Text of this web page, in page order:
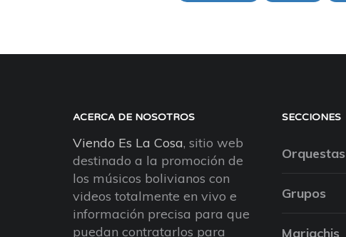
ACERCA DE NOSOTROS
Viendo Es La Cosa, sitio web
destinado a la promoción de
los músicos bolivianos con
videos totalmente en vivo e
información precisa para que
puedan contratarlos para
SECCIONES
Orquestas
Grupos
Mariachis